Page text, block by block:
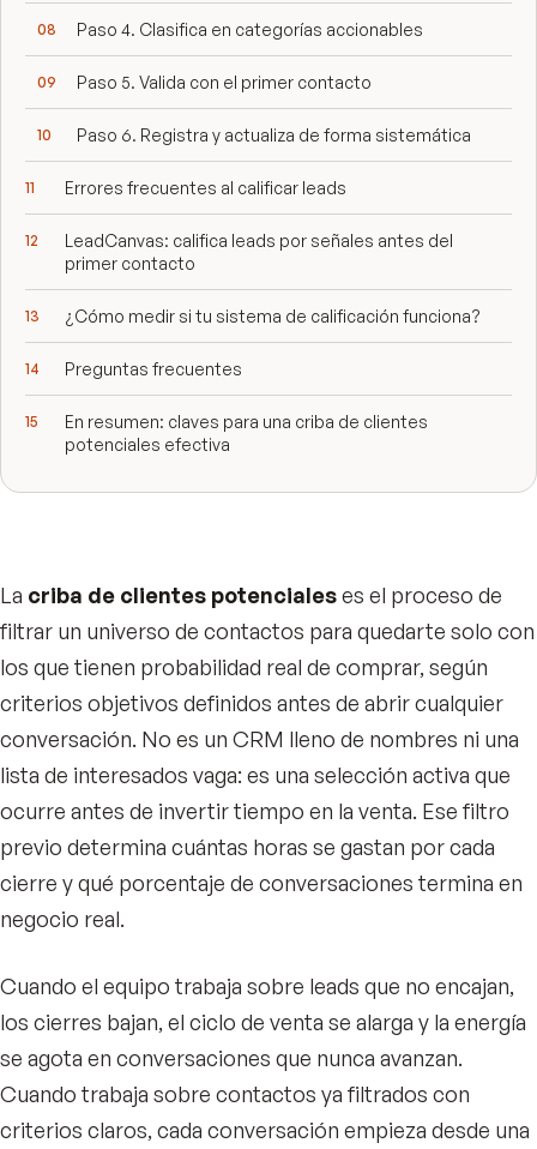
Paso 4. Clasifica en categorías accionables
Paso 5. Valida con el primer contacto
Paso 6. Registra y actualiza de forma sistemática
Errores frecuentes al calificar leads
LeadCanvas: califica leads por señales antes del
primer contacto
¿Cómo medir si tu sistema de calificación funciona?
Preguntas frecuentes
En resumen: claves para una criba de clientes
potenciales efectiva
La criba de clientes potencialeses el proceso de
filtrar un universo de contactos para quedarte solo con
los que tienen probabilidad real de comprar, según
criterios objetivos definidos antes de abrir cualquier
conversación. No es un CRM lleno de nombres ni una
lista de interesados vaga: es una selección activa que
ocurre antes de invertir tiempo en la venta. Ese filtro
previo determina cuántas horas se gastan por cada
cierre y qué porcentaje de conversaciones termina en
negocio real.
Cuando el equipo trabaja sobre leads que no encajan,
los cierres bajan, el ciclo de venta se alarga y la energía
se agota en conversaciones que nunca avanzan.
Cuando trabaja sobre contactos ya filtrados con
criterios claros, cada conversación empieza desde una